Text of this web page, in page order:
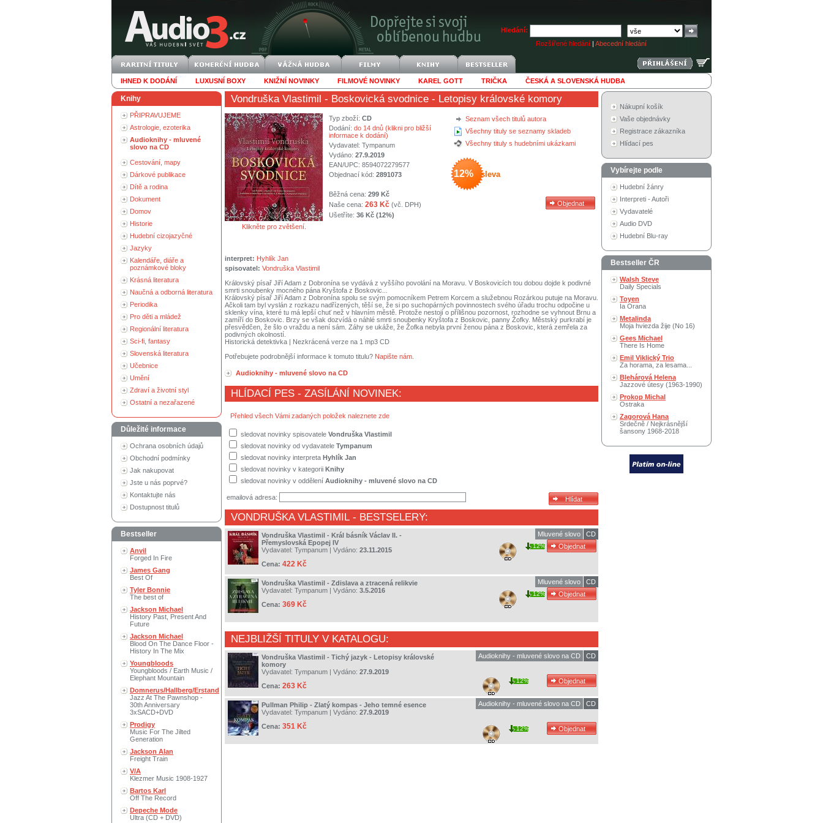
Hledání:
Rozšířené hledání | Abecední hledání
IHNED K DODÁNÍ LUXUSNÍ BOXY KNIŽNÍ NOVINKY FILMOVÉ NOVINKY KAREL GOTT TRIČKA ČESKÁ A SLOVENSKÁ HUDBA
Knihy
PŘIPRAVUJEME
Astrologie, ezoterika
Audioknihy - mluvené
slovo na CD
Cestování, mapy
Dárkové publikace
Dítě a rodina
Dokument
Domov
Historie
Hudební cizojazyčné
Jazyky
Kalendáře, diáře a
poznámkové bloky
Krásná literatura
Naučná a odborná literatura
Periodika
Pro děti a mládež
Regionální literatura
Sci-fi, fantasy
Slovenská literatura
Učebnice
Umění
Zdraví a životní styl
Ostatní a nezařazené
Důležité informace
Ochrana osobních údajů
Obchodní podmínky
Jak nakupovat
Jste u nás poprvé?
Kontaktujte nás
Dostupnost titulů
Bestseller
Anvil
Forged In Fire
James Gang
Best Of
Tyler Bonnie
The best of
Jackson Michael
History Past, Present And
Future
Jackson Michael
Blood On The Dance Floor -
History In The Mix
Youngbloods
Youngbloods / Earth Music /
Elephant Mountain
Domnerus/Hallberg/Erstand
Jazz At The Pawnshop -
30th Anniversary
3xSACD+DVD
Prodigy
Music For The Jilted
Generation
Jackson Alan
Freight Train
V/A
Klezmer Music 1908-1927
Bartos Karl
Off The Record
Depeche Mode
Ultra (CD + DVD)
Vondruška Vlastimil - Boskovická svodnice - Letopisy královské komory
Klikněte pro zvětšení.
Seznam všech titulů autora
Všechny tituly se seznamy skladeb
Všechny tituly s hudebními ukázkami
12% sleva
Typ zboží: CD
Dodání: do 14 dnů (klikni pro bližší
informace k dodání)
Vydavatel: Tympanum
Vydáno: 27.9.2019
EAN/UPC: 8594072279577
Objednací kód: 2891073
Běžná cena: 299 Kč
Naše cena: 263 Kč (vč. DPH)
Ušetříte: 36 Kč (12%)
interpret: Hyhlík Jan
spisovatel: Vondruška Vlastimil
Královský písař Jiří Adam z Dobronína se vydává z vyššího povolání na Moravu. V Boskovicích tou dobou dojde k podivné
smrti snoubenky mocného pána Kryštofa z Boskovic...
Královský písař Jiří Adam z Dobronína spolu se svým pomocníkem Petrem Korcem a služebnou Rozárkou putuje na Moravu.
Ačkoli tam byl vyslán z rozkazu nadřízených, těší se, že si po suchopárných povinnostech svého úřadu trochu odpočine u
sklenky vína, které tu má lepší chuť než v hlavním městě. Protože nestojí o přílišnou pozornost, rozhodne se vyhnout Brnu a
zamíří do Boskovic. Brzy se však dozvídá o náhlé smrti snoubenky Kryštofa z Boskovic, panny Žofky. Městský purkrabí je
přesvědčen, že šlo o vraždu a není sám. Záhy se ukáže, že Žofka nebyla první ženou pána z Boskovic, která zemřela za
podivných okolností.
Historická detektivka | Nezkrácená verze na 1 mp3 CD
Potřebujete podrobnější informace k tomuto titulu? Napište nám
Audioknihy - mluvené slovo na CD
HLÍDACÍ PES - ZASÍLÁNÍ NOVINEK:
Přehled všech Vámi zadaných položek naleznete zde
sledovat novinky spisovatele Vondruška Vlastimil
sledovat novinky od vydavatele Tympanum
sledovat novinky interpreta Hyhlík Jan
sledovat novinky v kategorii Knihy
sledovat novinky v oddělení Audioknihy - mluvené slovo na CD
emailová adresa:
VONDRUŠKA VLASTIMIL - BESTSELERY:
Vondruška Vlastimil - Král básník Václav II. -
Přemyslovská Epopej IV
Vydavatel: Tympanum | Vydáno: 23.11.2015
Cena: 422 Kč
CD
Mluvené slovo
12%
Vondruška Vlastimil - Zdislava a ztracená relikvie
Vydavatel: Tympanum | Vydáno: 3.5.2016
Cena: 369 Kč
CD
Mluvené slovo
12%
NEJBLIŽŠÍ TITULY V KATALOGU:
Vondruška Vlastimil - Tichý jazyk - Letopisy královské
komory
Vydavatel: Tympanum | Vydáno: 27.9.2019
Cena: 263 Kč
CD
Audioknihy - mluvené slovo na CD
12%
Pullman Philip - Zlatý kompas - Jeho temné esence
Vydavatel: Tympanum | Vydáno: 27.9.2019
Cena: 351 Kč
CD
Audioknihy - mluvené slovo na CD
12%
Nákupní košík
Vaše objednávky
Registrace zákazníka
Hlídací pes
Vybírejte podle
Hudební žánry
Interpreti - Autoři
Vydavatelé
Audio DVD
Hudební Blu-ray
Bestseller ČR
Walsh Steve
Daily Specials
Toyen
Ia Orana
Metalinda
Moja hviezda žije (No 16)
Gees Michael
There Is Home
Emil Viklický Trio
Za horama, za lesama...
Blehárová Helena
Jazzové útesy (1963-1990)
Prokop Michal
Ostraka
Zagorová Hana
Srdečně / Nejkrásnější
šansony 1968-2018